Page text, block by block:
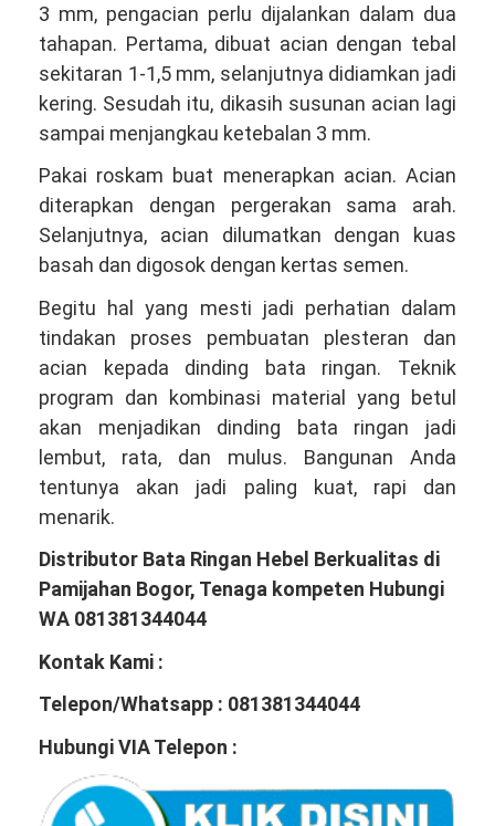
3 mm, pengacian perlu dijalankan dalam dua
tahapan. Pertama, dibuat acian dengan tebal
sekitaran 1-1,5 mm, selanjutnya didiamkan jadi
kering. Sesudah itu, dikasih susunan acian lagi
sampai menjangkau ketebalan 3 mm.
Pakai roskam buat menerapkan acian. Acian
diterapkan dengan pergerakan sama arah.
Selanjutnya, acian dilumatkan dengan kuas
basah dan digosok dengan kertas semen.
Begitu hal yang mesti jadi perhatian dalam
tindakan proses pembuatan plesteran dan
acian kepada dinding bata ringan. Teknik
program dan kombinasi material yang betul
akan menjadikan dinding bata ringan jadi
lembut, rata, dan mulus. Bangunan Anda
tentunya akan jadi paling kuat, rapi dan
menarik.
Distributor Bata Ringan Hebel Berkualitas di
Pamijahan Bogor, Tenaga kompeten Hubungi
WA 081381344044
Kontak Kami :
Telepon/Whatsapp : 081381344044
Hubungi VIA Telepon :